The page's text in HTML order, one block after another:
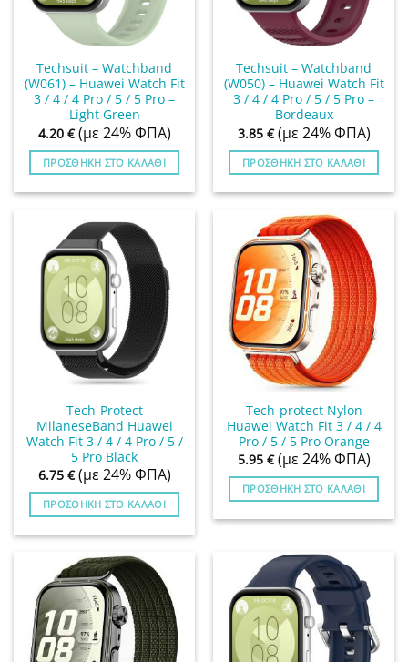
Techsuit – Watchband
(W061) – Huawei Watch Fit
3 / 4 / 4 Pro / 5 / 5 Pro –
Light Green
4.20 € (με 24% ΦΠΑ)
ΠΡΟΣΘΉΚΗ ΣΤΟ ΚΑΛΆΘΙ
Techsuit – Watchband
(W050) – Huawei Watch Fit
3 / 4 / 4 Pro / 5 / 5 Pro –
Bordeaux
3.85 € (με 24% ΦΠΑ)
ΠΡΟΣΘΉΚΗ ΣΤΟ ΚΑΛΆΘΙ
Tech-Protect
MilaneseBand Huawei
Watch Fit 3 / 4 / 4 Pro / 5 /
5 Pro Black
6.75 € (με 24% ΦΠΑ)
ΠΡΟΣΘΉΚΗ ΣΤΟ ΚΑΛΆΘΙ
Tech-protect Nylon
Huawei Watch Fit 3 / 4 / 4
Pro / 5 / 5 Pro Orange
5.95 € (με 24% ΦΠΑ)
ΠΡΟΣΘΉΚΗ ΣΤΟ ΚΑΛΆΘΙ